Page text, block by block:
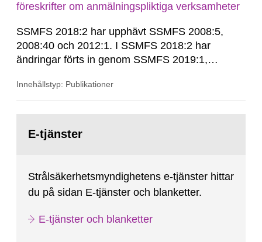
föreskrifter om anmälningspliktiga verksamheter
SSMFS 2018:2 har upphävt SSMFS 2008:5,
2008:40 och 2012:1. I SSMFS 2018:2 har
ändringar förts in genom SSMFS 2019:1,
Innehållstyp: Publikationer
sida:E-tjänster
Strålsäkerhetsmyndighetens e-tjänster hittar
du på sidan E-tjänster och blanketter.
E-tjänster och blanketter